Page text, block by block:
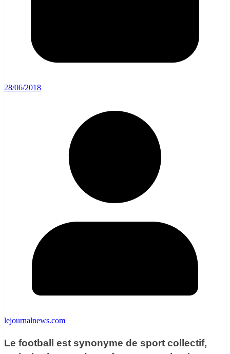
28/06/2018
lejournalnews.com
Le football est synonyme de sport collectif,